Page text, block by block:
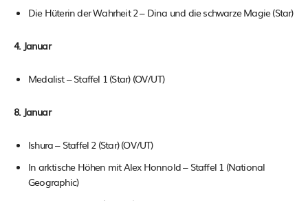
Die Hüterin der Wahrheit 2 – Dina und die schwarze Magie (Star)
4. Januar
Medalist – Staffel 1 (Star) (OV/UT)
8. Januar
Ishura – Staffel 2 (Star) (OV/UT)
In arktische Höhen mit Alex Honnold – Staffel 1 (National
Geographic)